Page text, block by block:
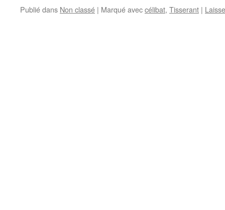
Publié dans Non classé | Marqué aveccélibat, Tisserant |